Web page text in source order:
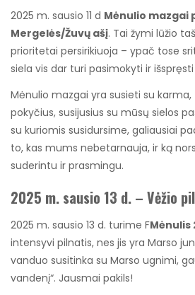
2025 m. sausio 11 d Mėnulio mazgai
Mergelės/Žuvų ašį. Tai žymi lūžio
prioritetai persirikiuoja – ypač tose
siela vis dar turi pasimokyti ir
Mėnulio mazgai yra susieti su karma,
pokyčius, susijusius su mūsų sielos
su kuriomis susidursime, galiausiai
to, kas mums nebetarnauja, ir ką
suderintu ir prasmingu.
2025 m. sausio 13 d. – Vėžio
2025 m. sausio 13 d. turime FMėnulis
intensyvi pilnatis, nes jis yra Marso
vanduo susitinka su Marso ugnimi,
vandenį“. Jausmai pakils!